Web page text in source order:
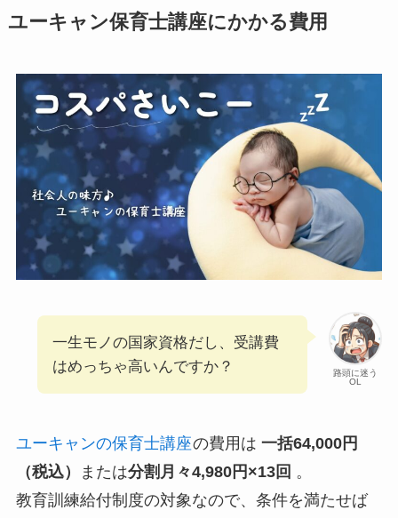
ユーキャン保育士講座にかかる費用
路頭に迷う
OL
一生モノの国家資格だし、受講費
はめっちゃ高いんですか？
ユーキャンの保育士講座の費用は 一括64,000円
（税込）
または分割月々4,980円×13回 。
教育訓練給付制度の対象なので、条件を満たせば